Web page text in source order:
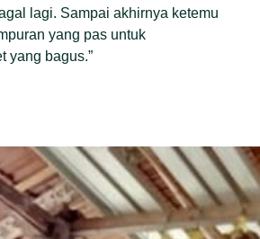
lagi. Sampai akhirnya ketemu
yang pas untuk
yang bagus.”